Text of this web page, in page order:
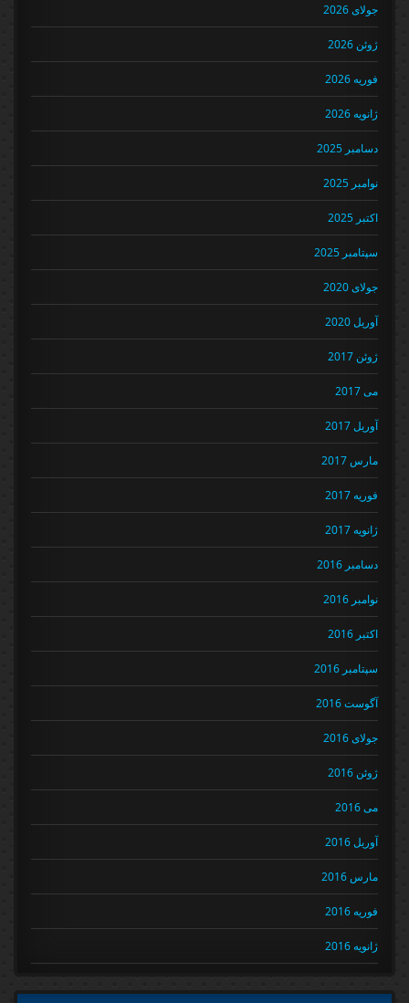
جولای 2026
ژوئن 2026
فوریه 2026
ژانویه 2026
دسامبر 2025
نوامبر 2025
اکتبر 2025
سپتامبر 2025
جولای 2020
آوریل 2020
ژوئن 2017
می 2017
آوریل 2017
مارس 2017
فوریه 2017
ژانویه 2017
دسامبر 2016
نوامبر 2016
اکتبر 2016
سپتامبر 2016
آگوست 2016
جولای 2016
ژوئن 2016
می 2016
آوریل 2016
مارس 2016
فوریه 2016
ژانویه 2016